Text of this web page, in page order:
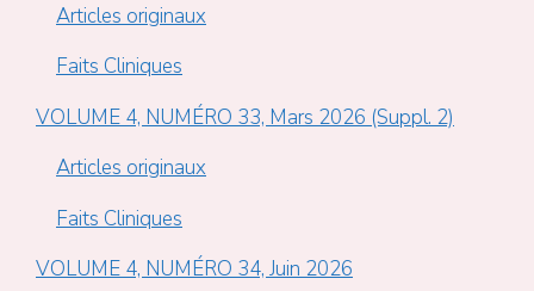
Articles originaux
Faits Cliniques
VOLUME 4, NUMÉRO 33, Mars 2026 (Suppl. 2)
Articles originaux
Faits Cliniques
VOLUME 4, NUMÉRO 34, Juin 2026